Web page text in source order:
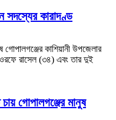
সদস্যের কারাদণ্ড
গোপালগঞ্জের কাশিয়ানী উপজেলার
ওরফে রাসেল (৩৪) এবং তার দুই
গোপালগঞ্জের মানুষ